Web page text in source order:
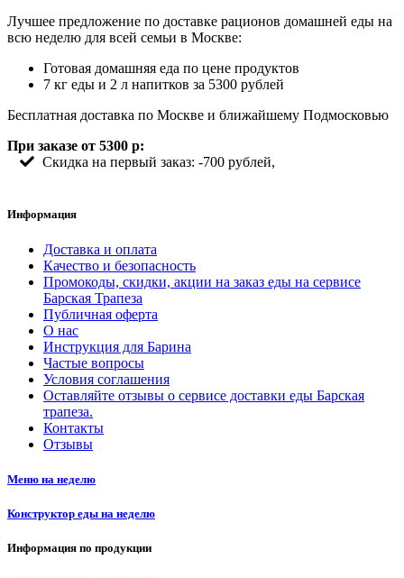
Лучшее предложение по доставке рационов домашней еды на
всю неделю для всей семьи в Москве:
Готовая домашняя еда по цене продуктов
7 кг еды и 2 л напитков за 5300 рублей
Бесплатная доставка по Москве и ближайшему Подмосковью
При заказе от 5300 р:
Скидка на первый заказ: -700 рублей,
Информация
Доставка и оплата
Качество и безопасность
Промокоды, скидки, акции на заказ еды на сервисе
Барская Трапеза
Публичная оферта
О нас
Инструкция для Барина
Частые вопросы
Условия соглашения
Оставляйте отзывы о сервисе доставки еды Барская
трапеза.
Контакты
Отзывы
Меню на неделю
Конструктор еды на неделю
Информация по продукции